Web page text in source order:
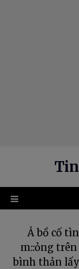
Ả bồ cố
m::ỏng
bình thản